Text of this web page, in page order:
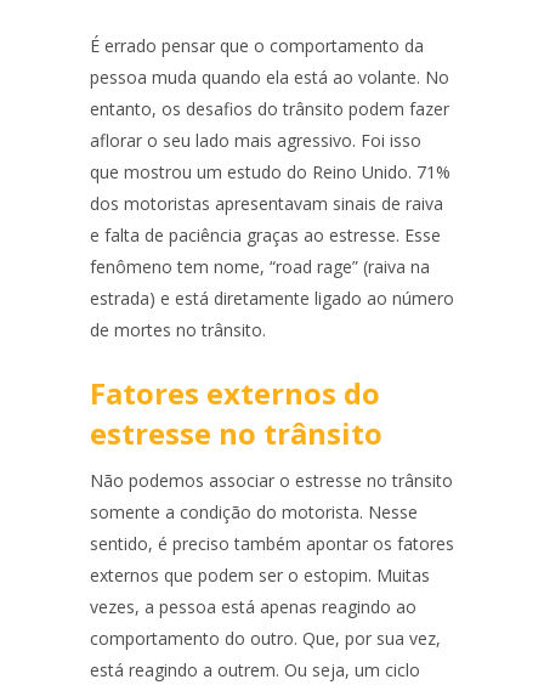
É errado pensar que o comportamento da
pessoa muda quando ela está ao volante. No
entanto, os desafios do trânsito podem fazer
aflorar o seu lado mais agressivo. Foi isso
que mostrou um estudo do Reino Unido. 71%
dos motoristas apresentavam sinais de raiva
e falta de paciência graças ao estresse. Esse
fenômeno tem nome, “road rage” (raiva na
estrada) e está diretamente ligado ao número
de mortes no trânsito.
Fatores externos do
estresse no trânsito
Não podemos associar o estresse no trânsito
somente a condição do motorista. Nesse
sentido, é preciso também apontar os fatores
externos que podem ser o estopim. Muitas
vezes, a pessoa está apenas reagindo ao
comportamento do outro. Que, por sua vez,
está reagindo a outrem. Ou seja, um ciclo